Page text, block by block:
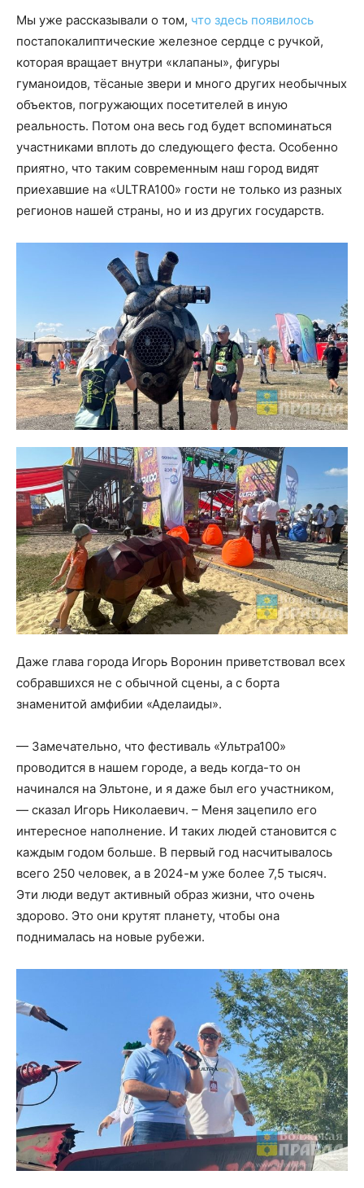
Мы уже рассказывали о том, что здесь появилось
постапокалиптические железное сердце с ручкой,
которая вращает внутри «клапаны», фигуры
гуманоидов, тёсаные звери и много других необычных
объектов, погружающих посетителей в иную
реальность. Потом она весь год будет вспоминаться
участниками вплоть до следующего феста. Особенно
приятно, что таким современным наш город видят
приехавшие на «ULTRA100» гости не только из разных
регионов нашей страны, но и из других государств.
Даже глава города Игорь Воронин приветствовал всех
собравшихся не с обычной сцены, а с борта
знаменитой амфибии «Аделаиды».
— Замечательно, что фестиваль «Ультра100»
проводится в нашем городе, а ведь когда-то он
начинался на Эльтоне, и я даже был его участником,
— сказал Игорь Николаевич. – Меня зацепило его
интересное наполнение. И таких людей становится с
каждым годом больше. В первый год насчитывалось
всего 250 человек, а в 2024-м уже более 7,5 тысяч.
Эти люди ведут активный образ жизни, что очень
здорово. Это они крутят планету, чтобы она
поднималась на новые рубежи.